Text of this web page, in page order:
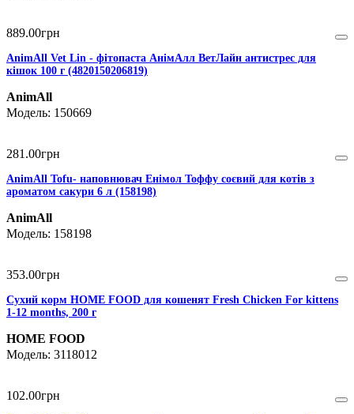
889.00грн
AnimAll Vet Lin - фітопаста АнімАлл ВетЛайн антистрес для
кішок 100 г (4820150206819)
AnimAll
150669
281 .00грн
AnimAll Тоfu- наповнювач Енімол Тоффу соєвий для котів з
ароматом сакури 6 л (158198)
AnimAll
158198
353.00грн
Сухий корм HOME FOOD для кошенят Fresh Chicken For kittens
1-12 months, 200 г
HOME FOOD
3118012
102.00грн